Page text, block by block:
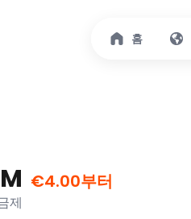
홈
€4.00부터
제